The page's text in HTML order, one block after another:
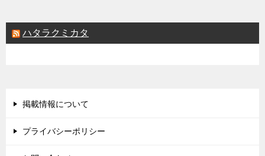
ハタラクミカタ
掲載情報について
プライバシーポリシー